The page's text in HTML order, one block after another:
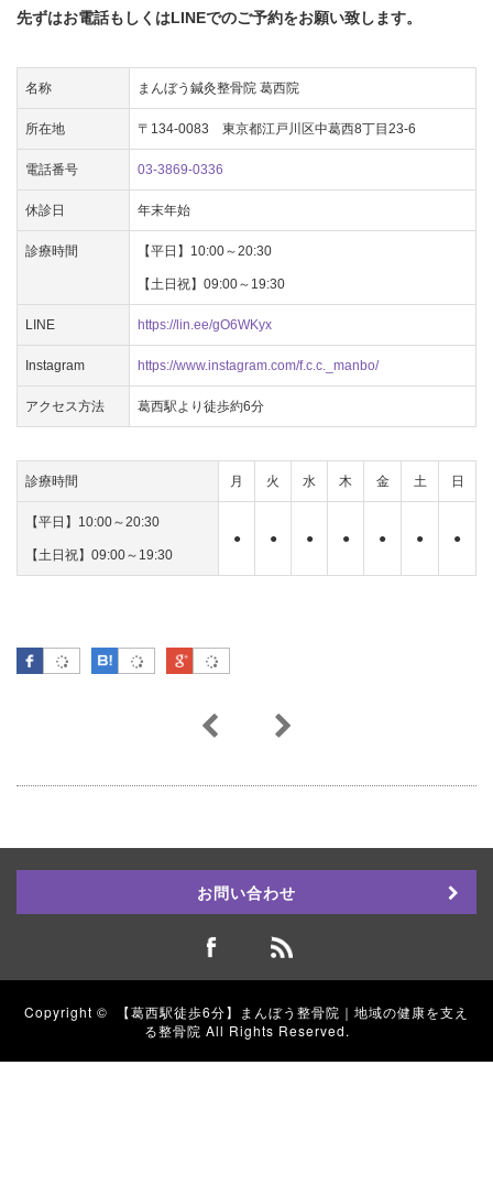
先ずはお電話もしくはLINEでのご予約をお願い致します。
名称 まんぼう鍼灸整骨院 葛西院
所在地 〒134-0083 東京都江戸川区中葛西8丁目23-6
電話番号 03-3869-0336
休診日 年末年始
診療時間 【平日】10:00～20:30
【土日祝】09:00～19:30
LINE https://lin.ee/gO6WKyx
Instagram https://www.instagram.com/f.c.c._manbo/
アクセス方法 葛西駅より徒歩約6分
診療時間 月 火 水 木 金 土 日
【平日】10:00～20:30
【土日祝】09:00～19:30
● ● ● ● ● ● ●
Facebook はてなブックマーク
Google Plus
お問い合わせ
Copyright ©
【葛西駅徒歩6分】まんぼう整骨院｜地域の健康を支え
る整骨院 All Rights Reserved.